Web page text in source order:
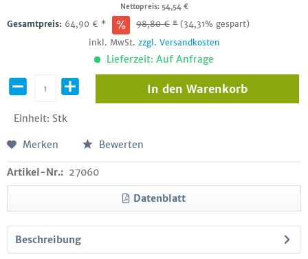
Nettopreis: 54,54 €
Gesamtpreis: 64,90 € * 98,80€ * (34,31% gespart)
inkl. MwSt. zzgl. Versandkosten
Lieferzeit: Auf Anfrage
Einheit: Stk
In den Warenkorb
Merken Bewerten
Artikel-Nr.: 27060
Datenblatt
Beschreibung